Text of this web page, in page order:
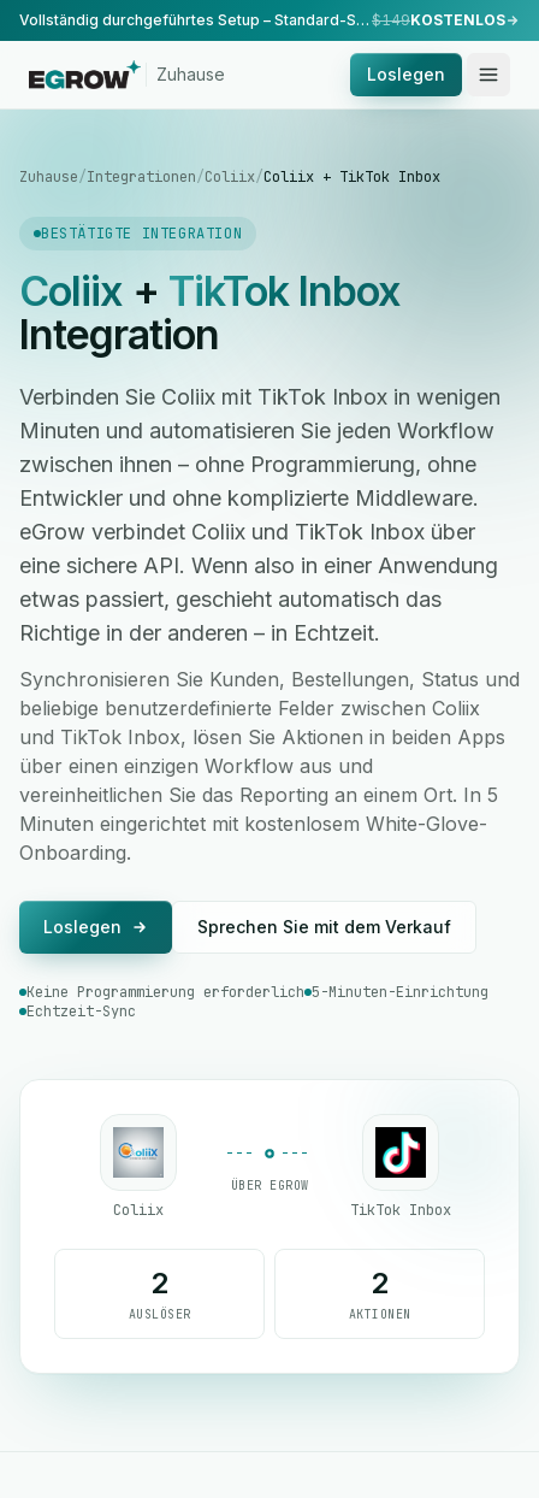
Vollständig durchgeführtes Setup – Standard-Setup, durchgeführt von unserem Team. $149KOSTENLOS
Zuhause Loslegen
Zuhause/Integrationen/Coliix/Coliix + TikTok Inbox
BESTÄTIGTE INTEGRATION
Coliix+ TikTok Inbox
Integration
Verbinden Sie Coliix mit TikTok Inbox in wenigen
Minuten und automatisieren Sie jeden Workflow
zwischen ihnen – ohne Programmierung, ohne
Entwickler und ohne komplizierte Middleware.
eGrow verbindet Coliix und TikTok Inbox über
eine sichere API. Wenn also in einer Anwendung
etwas passiert, geschieht automatisch das
Richtige in der anderen – in Echtzeit.
Synchronisieren Sie Kunden, Bestellungen, Status und
beliebige benutzerdefinierte Felder zwischen Coliix
und TikTok Inbox, lösen Sie Aktionen in beiden Apps
über einen einzigen Workflow aus und
vereinheitlichen Sie das Reporting an einem Ort. In 5
Minuten eingerichtet mit kostenlosem White-Glove-
Onboarding.
Loslegen Sprechen Sie mit dem Verkauf
Keine Programmierung erforderlich 5-Minuten-Einrichtung
Echtzeit-Sync
Coliix
ÜBER EGROW
TikTok Inbox
2
AUSLÖSER
2
AKTIONEN